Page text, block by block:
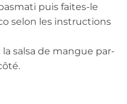
puis faites-le
selon les instructions
salsa de mangue par-